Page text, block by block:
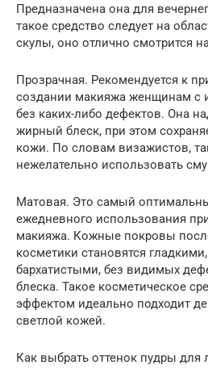
Предназначена она для
такое средство следует на
скулы, оно отлично смотрится
Прозрачная. Рекомендуется к
создании макияжа женщинам с
без каких-либо дефектов. Она
жирный блеск, при этом
кожи. По словам визажистов,
нежелательно использовать
Матовая. Это самый
ежедневного использования
макияжа. Кожные покровы
косметики становятся
бархатистыми, без видимых
блеска. Такое косметическое
эффектом идеально подходит
светлой кожей.
Как выбрать оттенок пудры для